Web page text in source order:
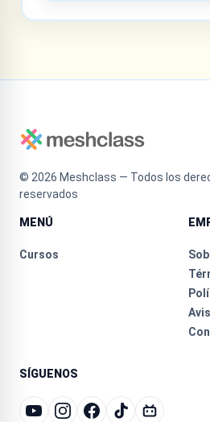
© 2026 Meshclass — Todos los
reservados
MENÚ
Cursos
SÍGUENOS